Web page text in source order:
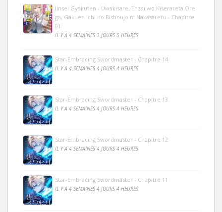
Jinsei Gyakuten - Uwakisare, Enzai wo Kiserareta Ore
ga, Gakuen Ichi no Bishoujo ni Nakasareru - Chapitre
01
IL Y A 4 SEMAINES 3 JOURS 5 HEURES
Star-Embracing Swordmaster - Chapitre 14
IL Y A 4 SEMAINES 4 JOURS 4 HEURES
Star-Embracing Swordmaster - Chapitre 13
IL Y A 4 SEMAINES 4 JOURS 4 HEURES
Star-Embracing Swordmaster - Chapitre 12
IL Y A 4 SEMAINES 4 JOURS 4 HEURES
Star-Embracing Swordmaster - Chapitre 11
IL Y A 4 SEMAINES 4 JOURS 4 HEURES